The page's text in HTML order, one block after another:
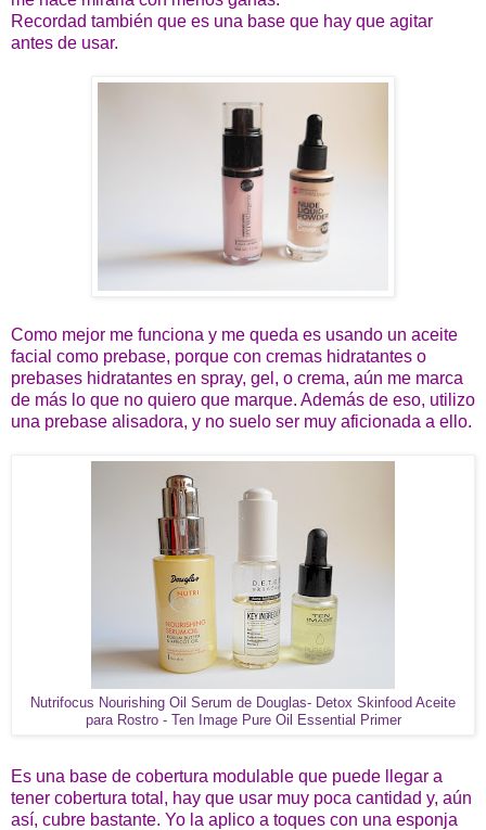
Recordad también que es una base que hay que agitar
antes de usar.
Como mejor me funciona y me queda es usando un aceite
facial como prebase, porque con cremas hidratantes o
prebases hidratantes en spray, gel, o crema, aún me marca
de más lo que no quiero que marque. Además de eso, utilizo
una prebase alisadora, y no suelo ser muy aficionada a ello.
Nutrifocus Nourishing Oil Serum de Douglas- Detox Skinfood Aceite
para Rostro - Ten Image Pure Oil Essential Primer
Es una base de cobertura modulable que puede llegar a
tener cobertura total, hay que usar muy poca cantidad y, aún
así, cubre bastante. Yo la aplico a toques con una esponja